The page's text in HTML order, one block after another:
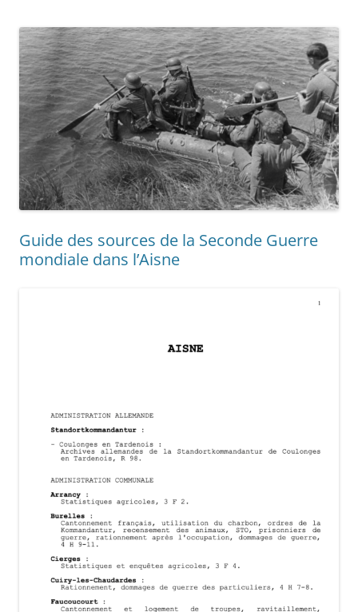
Guide des sources de la Seconde Guerre
mondiale dans l’Aisne